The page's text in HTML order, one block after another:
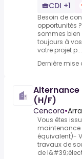
CDI +1
Besoin de
opportunités
sommes
toujours à
votre projet p...
Dernière mise
Alternance
(H/F)
Cencora•
Vous êtes
maintenance
équivalent)-
travaux de
de